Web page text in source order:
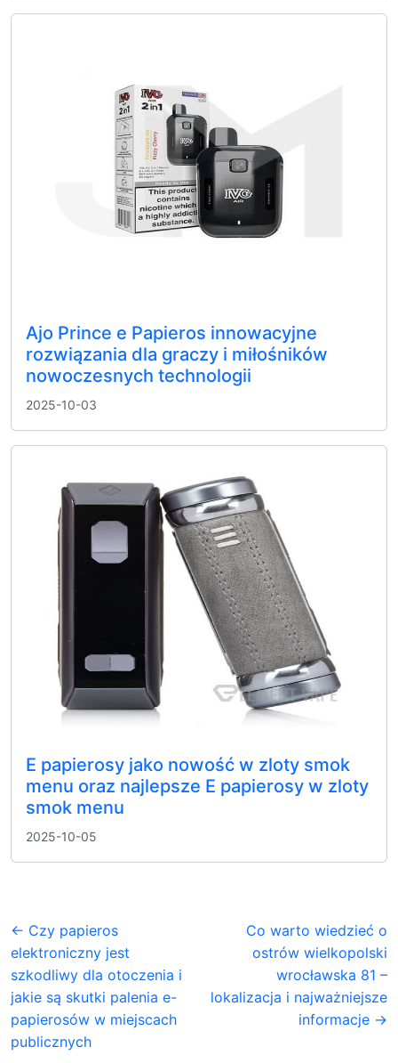
Ajo Prince e Papieros innowacyjne
rozwiązania dla graczy i miłośników
nowoczesnych technologii
2025-10-03
E papierosy jako nowość w zloty smok
menu oraz najlepsze E papierosy w zloty
smok menu
2025-10-05
← Czy papieros
elektroniczny jest
szkodliwy dla otoczenia i
jakie są skutki palenia e-
papierosów w miejscach
publicznych
Co warto wiedzieć o
ostrów wielkopolski
wrocławska 81 –
lokalizacja i najważniejsze
informacje →